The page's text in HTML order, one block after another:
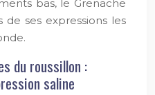
bas, le Grenache
de ses expressions les
du roussillon :
saline